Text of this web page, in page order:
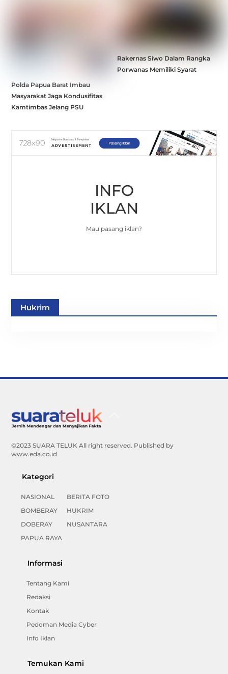
Polda Papua Barat Imbau
Masyarakat Jaga Kondusifitas
Kamtimbas Jelang PSU
Rakernas Siwo Dalam Rangka
Porwanas Memiliki Syarat
INFO
IKLAN
Mau pasang iklan?
Hukrim
©2023 SUARA TELUK All right reserved. Published by
www.eda.co.id
Kategori
NASIONAL
BOMBERAY
DOBERAY
PAPUA RAYA
BERITA FOTO
HUKRIM
NUSANTARA
Informasi
Tentang Kami
Redaksi
Kontak
Pedoman Media Cyber
Info Iklan
Temukan Kami